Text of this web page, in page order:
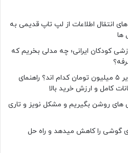
انتقال اطلاعات از لپ تاپ قدیمی به
ها
کودکان ایرانی؛ چه مدلی بخریم که
بهترین ساعت های هوشمند زیر ۵ میلیون تومان کدام اند؟ راهنمای
کامل و ارزش خرید بالا
روشن بگیریم و مشکل نویز و تاری
گوشی را کاهش میدهد و راه حل